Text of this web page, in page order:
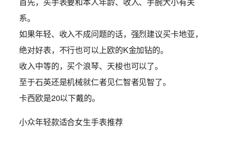
系。
如果年轻、收入不成问题的话，强烈建议买卡地亚，
绝对好表，不行也可以上欧的K金加钻的。
收入中等的，买个浪琴、天梭也可以了。
至于石英还是机械就仁者见仁智者见智了。
卡西欧是20以下戴的。
小众年轻款适合女生手表推荐